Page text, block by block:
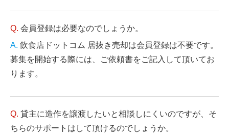
会員登録は必要なのでしょうか。
飲食店ドットコム 居抜き売却は会員登録は不要です。
募集を開始する際には、ご依頼書をご記入して頂いてお
ります。
貸主に造作を譲渡したいと相談しにくいのですが、そ
ちらのサポートはして頂けるのでしょうか。